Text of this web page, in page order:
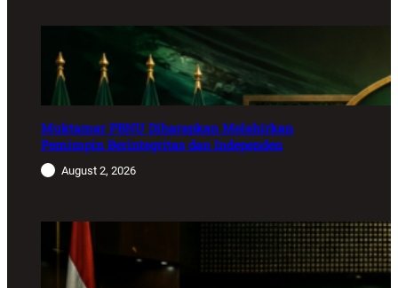
Muktamar PBNU Diharapkan Melahirkan
Pemimpin Berintegritas dan Independen
August 2, 2026